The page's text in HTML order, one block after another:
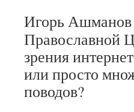
Игорь Ашманов
Православной
зрения
или просто
поводов?